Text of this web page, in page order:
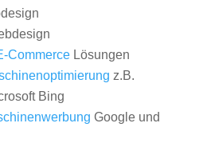
CommerceLösungen
z.B.
Bing
Google und